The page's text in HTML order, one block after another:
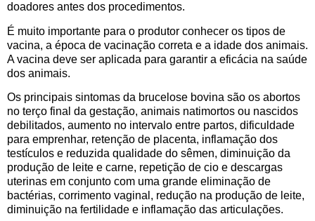
doadores antes dos procedimentos.
É muito importante para o produtor conhecer os tipos de
vacina, a época de vacinação correta e a idade dos animais.
A vacina deve ser aplicada para garantir a eficácia na saúde
dos animais.
Os principais sintomas da brucelose bovina são os abortos
no terço final da gestação, animais natimortos ou nascidos
debilitados, aumento no intervalo entre partos, dificuldade
para emprenhar, retenção de placenta, inflamação dos
testículos e reduzida qualidade do sêmen, diminuição da
produção de leite e carne, repetição de cio e descargas
uterinas em conjunto com uma grande eliminação de
bactérias, corrimento vaginal, redução na produção de leite,
diminuição na fertilidade e inflamação das articulações.